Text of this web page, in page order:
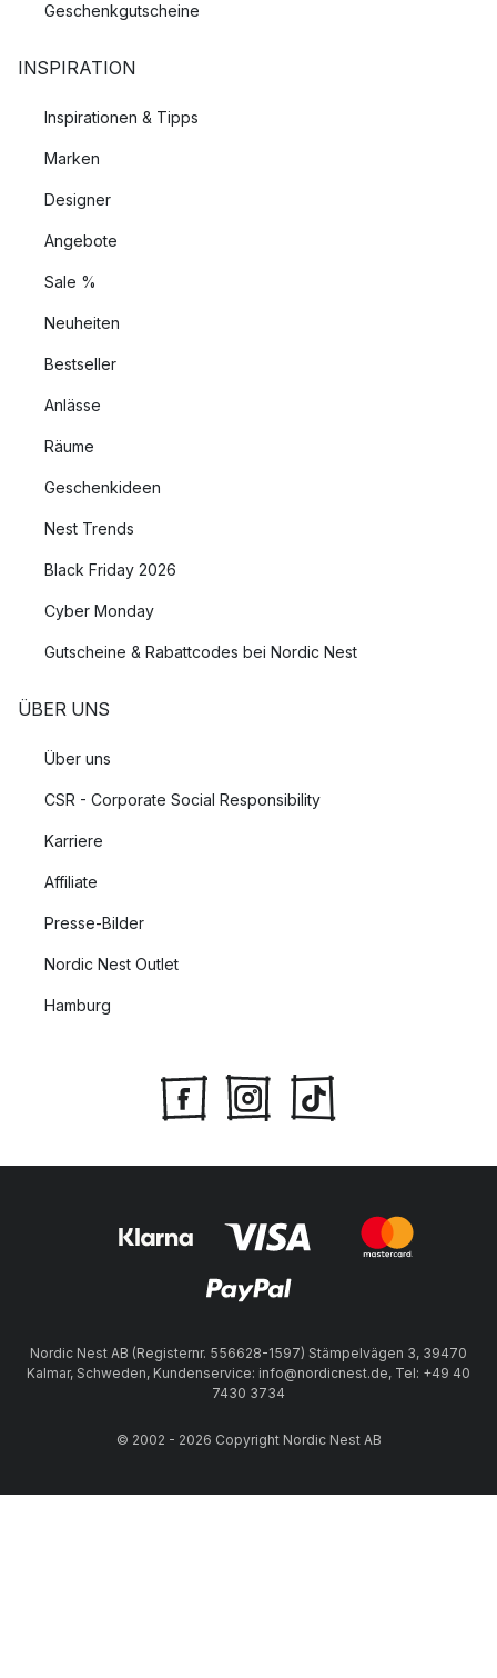
Geschenkgutscheine
INSPIRATION
Inspirationen & Tipps
Marken
Designer
Angebote
Sale %
Neuheiten
Bestseller
Anlässe
Räume
Geschenkideen
Nest Trends
Black Friday 2026
Cyber Monday
Gutscheine & Rabattcodes bei Nordic Nest
ÜBER UNS
Über uns
CSR - Corporate Social Responsibility
Karriere
Affiliate
Presse-Bilder
Nordic Nest Outlet
Hamburg
Nordic Nest AB (Registernr. 556628-1597) Stämpelvägen 3, 39470
Kalmar, Schweden, Kundenservice: info@nordicnest.de, Tel: +49 40
7430 3734
© 2002 - 2026 Copyright Nordic Nest AB